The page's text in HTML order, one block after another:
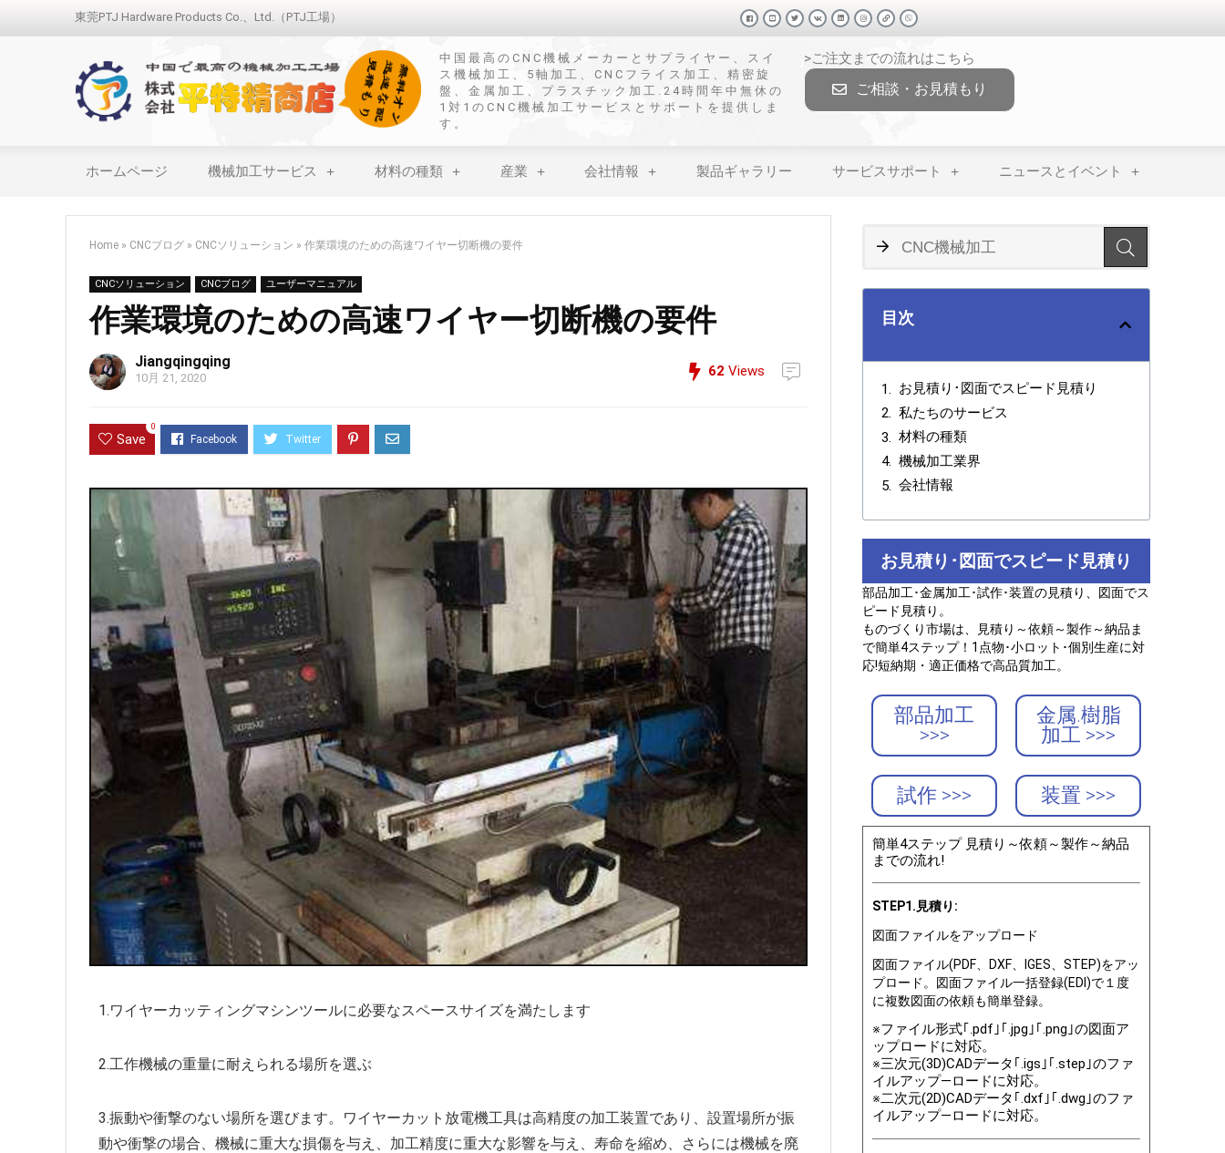
東莞PTJ Hardware Products Co.、Ltd.（PTJ工場）
中国最高のCNC機械メーカーとサプライヤー、スイ
ス機械加工、5軸加工、CNCフライス加工、精密旋
盤、金属加工、プラスチック加工.24時間年中無休の
1対1のCNC機械加工サービスとサポートを提供しま
す。
>ご注文までの流れはこちら
ご相談・お見積もり
ホームページ 機械加工サービス 材料の種類 産業 会社情報 製品ギャラリー サービスサポート ニュースとイベント
Home » CNCブログ » CNCソリューション » 作業環境のための高速ワイヤー切断機の要件
CNCソリューション CNCブログ ユーザーマニュアル
作業環境のための高速ワイヤー切断機の要件
Jiangqingqing
10月 21, 2020 62 Views
Save
0
1.ワイヤーカッティングマシンツールに必要なスペースサイズを満たします
2.工作機械の重量に耐えられる場所を選ぶ
3.振動や衝撃のない場所を選びます。ワイヤーカット放電機工具は高精度の加工装置であり、設置場所が振
動や衝撃の場合、機械に重大な損傷を与え、加工精度に重大な影響を与え、寿命を縮め、さらには機械を廃
目次
お見積り･図面でスピード見積り
私たちのサービス
材料の種類
機械加工業界
会社情報
お見積り･図面でスピード見積り
部品加工･金属加工･試作･装置の見積り、図面でス
ピード見積り。
ものづくり市場は、見積り～依頼～製作～納品ま
で簡単4ステップ！1点物･小ロット･個別生産に対
応!短納期・適正価格で高品質加工。
部品加工
>>>
金属.樹脂
加工 >>>
試作 >>> 装置 >>>
簡単4ステップ 見積り～依頼～製作～納品
までの流れ!
STEP1.見積り:
図面ファイルをアップロード
図面ファイル(PDF、DXF、IGES、STEP)をアッ
プロード。図面ファイル一括登録(EDI)で１度
に複数図面の依頼も簡単登録。
※ファイル形式｢.pdf｣｢.jpg｣｢.png｣の図面ア
ップロードに対応。
※三次元(3D)CADデータ｢.igs｣｢.step｣のファ
イルアップ―ロードに対応。
※二次元(2D)CADデータ｢.dxf｣｢.dwg｣のファ
イルアップ―ロードに対応。